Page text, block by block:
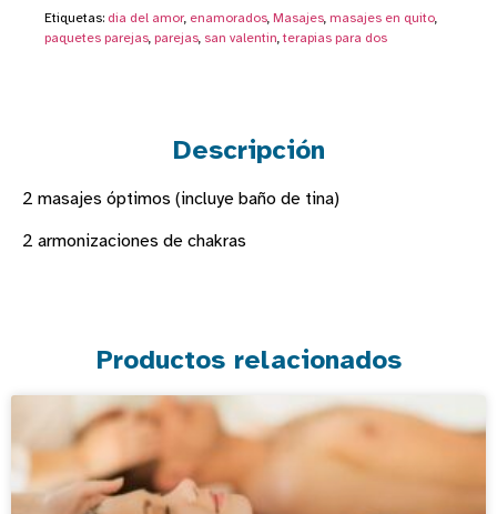
Etiquetas: dia del amor enamorados Masajes masajes en quito
paquetes parejas parejas san valentin ,terapias para dos
Descripción
2 masajes óptimos (incluye baño de tina)
2 armonizaciones de chakras
Productos relacionados